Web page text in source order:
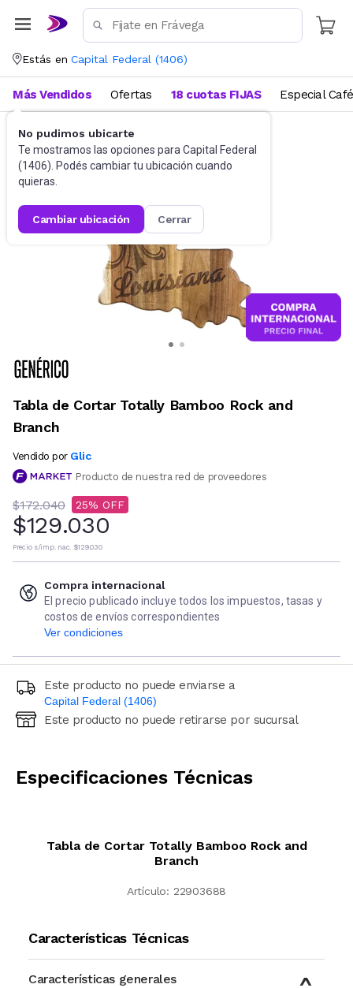
Estás en Capital Federal (1406)
No pudimos ubicarte
Te mostramos las opciones para Capital Federal
(1406). Podés cambiar tu ubicación cuando
quieras.
cambiar ubicación cerrar
Más Vendidos Ofertas 18 cuotas FIJAS Especial Café
Utensilios de cocina
Tabla de Cortar Totally Bamboo Rock and
Branch
Vendido por Glic
Producto de nuestra red de proveedores
$172.040 25
$129.030
Precio s/imp. nac. $129.030
Compra internacional
El precio publicado incluye todos los impuestos, tasas y
costos de envíos correspondientes
Ver condiciones
Este producto no puede enviarse a
Capital Federal (1406)
Ingresá código postal (sólo números)
Este producto no puede retirarse por sucursal
Especificaciones Técnicas
Tabla de Cortar Totally Bamboo Rock and
Branch
Artículo: 22903688
Características Técnicas
Características generales